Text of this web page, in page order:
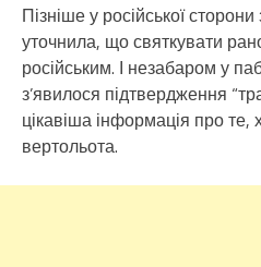
Пізніше у російської
уточнила, що святкувати
російським. І незабаром у
з’явилося підтвердження
цікавіша інформація про те,
вертольота.